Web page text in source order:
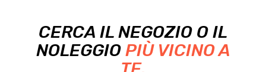
CERCA IL NEGOZIO O IL
NOLEGGIO PIÙ VICINO A